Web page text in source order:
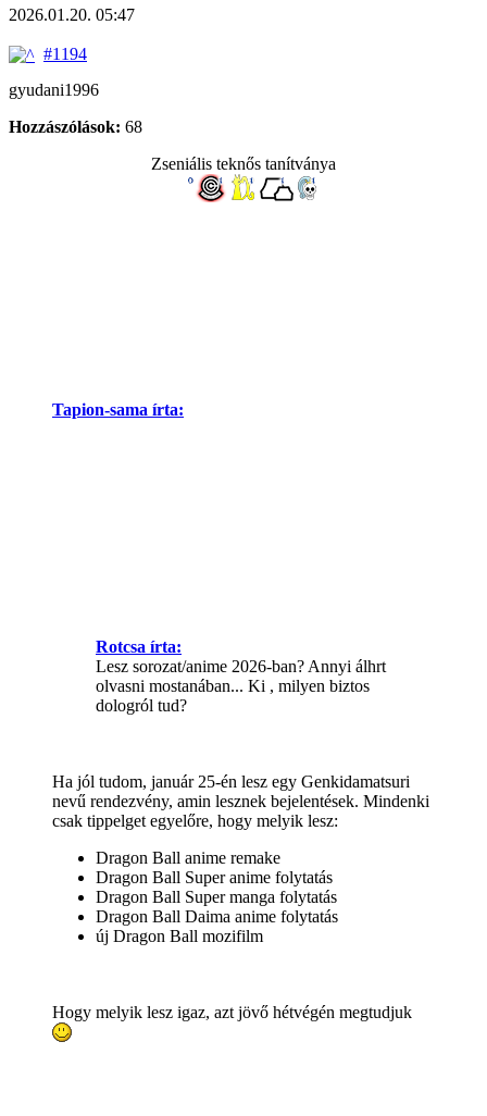
2026.01.20. 05:47
#1194
gyudani1996
Hozzászólások: 68
Zseniális teknős tanítványa
Tapion-sama írta:
Rotcsa írta:
Lesz sorozat/anime 2026-ban? Annyi álhrt
olvasni mostanában... Ki , milyen biztos
dologról tud?
Ha jól tudom, január 25-én lesz egy Genkidamatsuri
nevű rendezvény, amin lesznek bejelentések. Mindenki
csak tippelget egyelőre, hogy melyik lesz:
Dragon Ball anime remake
Dragon Ball Super anime folytatás
Dragon Ball Super manga folytatás
Dragon Ball Daima anime folytatás
új Dragon Ball mozifilm
Hogy melyik lesz igaz, azt jövő hétvégén megtudjuk